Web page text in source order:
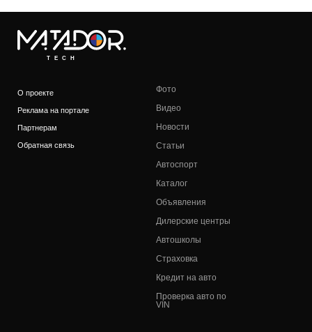
TECH
О проекте
Реклама на портале
Партнерам
Обратная связь
Фото
Видео
Новости
Статьи
Автоспорт
Каталог
Объявления
Дилерские центры
Автошколы
Страховка
Кредит на авто
Проверка авто по
VIN